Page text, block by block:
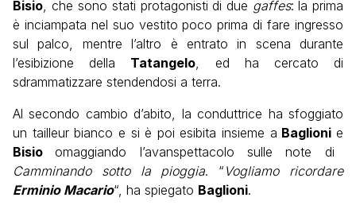
Bisio, che sono stati protagonisti di due gaffes: la prima
è inciampata nel suo vestito poco prima di fare ingresso
sul palco, mentre l’altro è entrato in scena durante
l’esibizione della Tatangelo, ed ha cercato di
sdrammatizzare stendendosi a terra.
Al secondo cambio d’abito, la conduttrice ha sfoggiato
un tailleur bianco e si è poi esibita insieme a Baglionie
Bisioomaggiando l’avanspettacolo sulle note di
Camminando sotto la pioggia. “ Vogliamo ricordare
Erminio Macario“, ha spiegato Baglioni.